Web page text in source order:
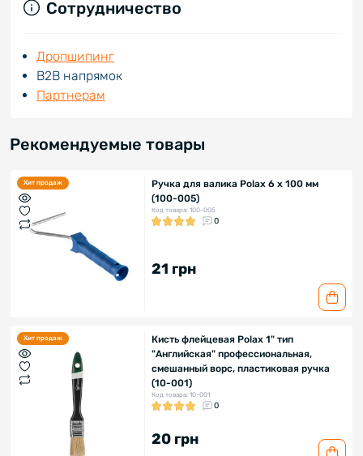
Сотрудничество
Дропшипинг
В2В напрямок
Партнерам
Рекомендуемые товары
Хит продаж
Ручка для валика Polax 6 x 100 мм
(100-005)
Код товара: 100-005
0
21 грн
Хит продаж
Кисть флейцевая Polax 1" тип
"Английская" профессиональная,
смешанный ворс, пластиковая ручка
(10-001)
Код товара: 10-001
0
20 грн